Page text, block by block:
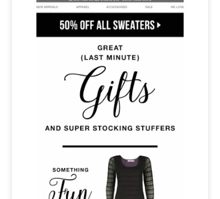
Если в ваших планах - проведение рождественской
вечеринки для лучших клиентов - разошлите
приглашения по емейл
подписчикам, как повысить продажи